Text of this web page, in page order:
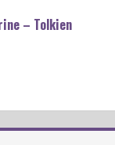
– Tolkien